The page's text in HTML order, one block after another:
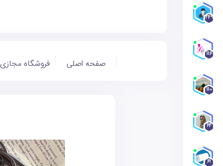
249
116
110
64
61
فروشگاه مجازی صفحه اصلی